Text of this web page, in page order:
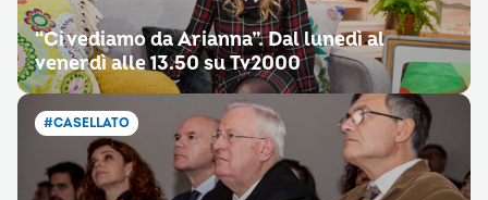
“Ci vediamo da Arianna”. Dal lunedì al
venerdì alle 13.50 su Tv2000
#CASELLATO